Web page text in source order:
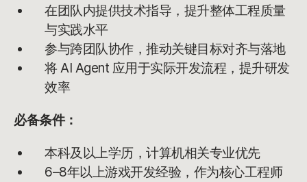
在团队内提供技术指导，提升整体工程质量
与实践水平
参与跨团队协作，推动关键目标对齐与落地
将 AI Agent 应用于实际开发流程，提升研发
效率
必备条件：
本科及以上学历，计算机相关专业优先
6–8年以上游戏开发经验，作为核心工程师